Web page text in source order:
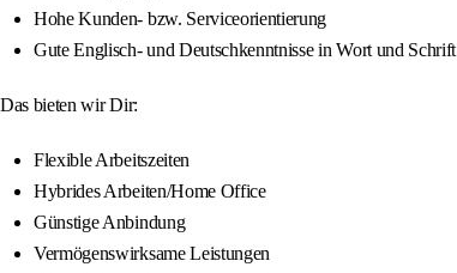
Hohe Kunden- bzw. Serviceorientierung
Gute Englisch- und Deutschkenntnisse in Wort und Schrift
Das bieten wir Dir:
Flexible Arbeitszeiten
Hybrides Arbeiten/Home Office
Günstige Anbindung
Vermögenswirksame Leistungen